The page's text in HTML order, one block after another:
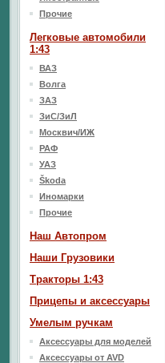
Прочие
Легковые автомобили
1:43
ВАЗ
Волга
ЗАЗ
ЗиС/ЗиЛ
Москвич/ИЖ
РАФ
УАЗ
Škoda
Иномарки
Прочие
Наш Aвтопром
Наши Грузовики
Тракторы 1:43
Прицепы и аксессуары
Умелым ручкам
Аксессуары для моделей
Аксессуары от AVD